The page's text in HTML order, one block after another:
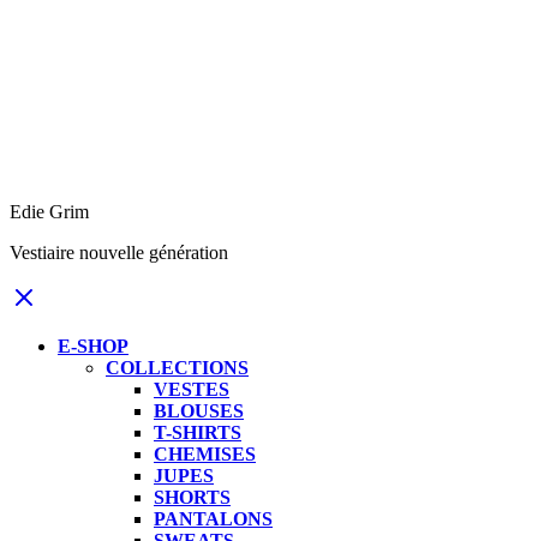
Edie Grim
Vestiaire nouvelle génération
E-SHOP
COLLECTIONS
VESTES
BLOUSES
T-SHIRTS
CHEMISES
JUPES
SHORTS
PANTALONS